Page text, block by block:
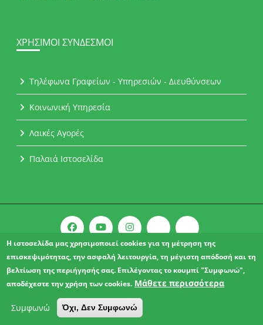
ΧΡΉΣΙΜΟΙ ΣΎΝΔΕΣΜΟΙ
Τηλέφωνα Γραφείων - Υπηρεσιών - Διευθύνσεων
Κοινωνική Υπηρεσία
Λαικές Αγορές
Παλαιά Ιστοσελίδα
Copyright © 2021 l Δήμος Αχαρνών.
ΔΗΛΩΣΗ ΠΡΟΣΒΑΣΙΜΟΤΗΤΑΣ
Η ιστοσελίδα μας χρησιμοποιεί cookies για τη μέτρηση της
επισκεψιμότητας, την ασφαλή λειτουργία, τη μέγιστη απόδοσή και τη
βελτίωση της περιήγησής σας. Επιλέγοντας το κουμπί "Συμφωνώ",
αποδέχεστε την χρήση των cookies. Μάθετε περισσότερα
Συμφωνώ Όχι, Δεν Συμφωνώ